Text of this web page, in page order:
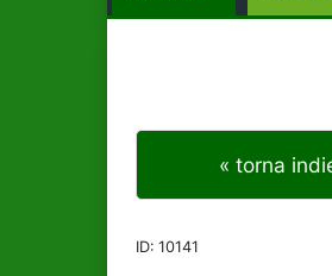
« torna
ID: 10141